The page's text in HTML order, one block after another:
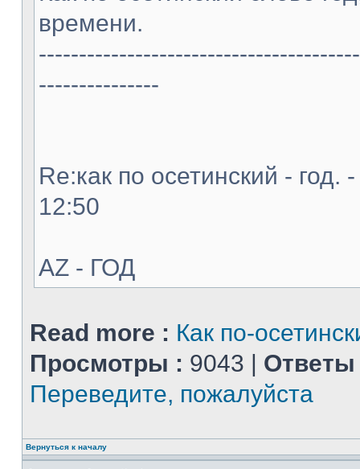
времени.
---------------
Re:как по осетинский - год.
12:50
AZ - ГОД
Read more : Как по-
Просмотры : 9043 | Ответы
Переведите, пожалуйста
Вернуться к началу